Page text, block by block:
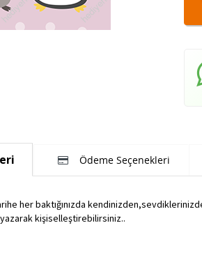
Ödeme Seçenekleri
her baktığınızda
kişiselleştirebilirsiniz..